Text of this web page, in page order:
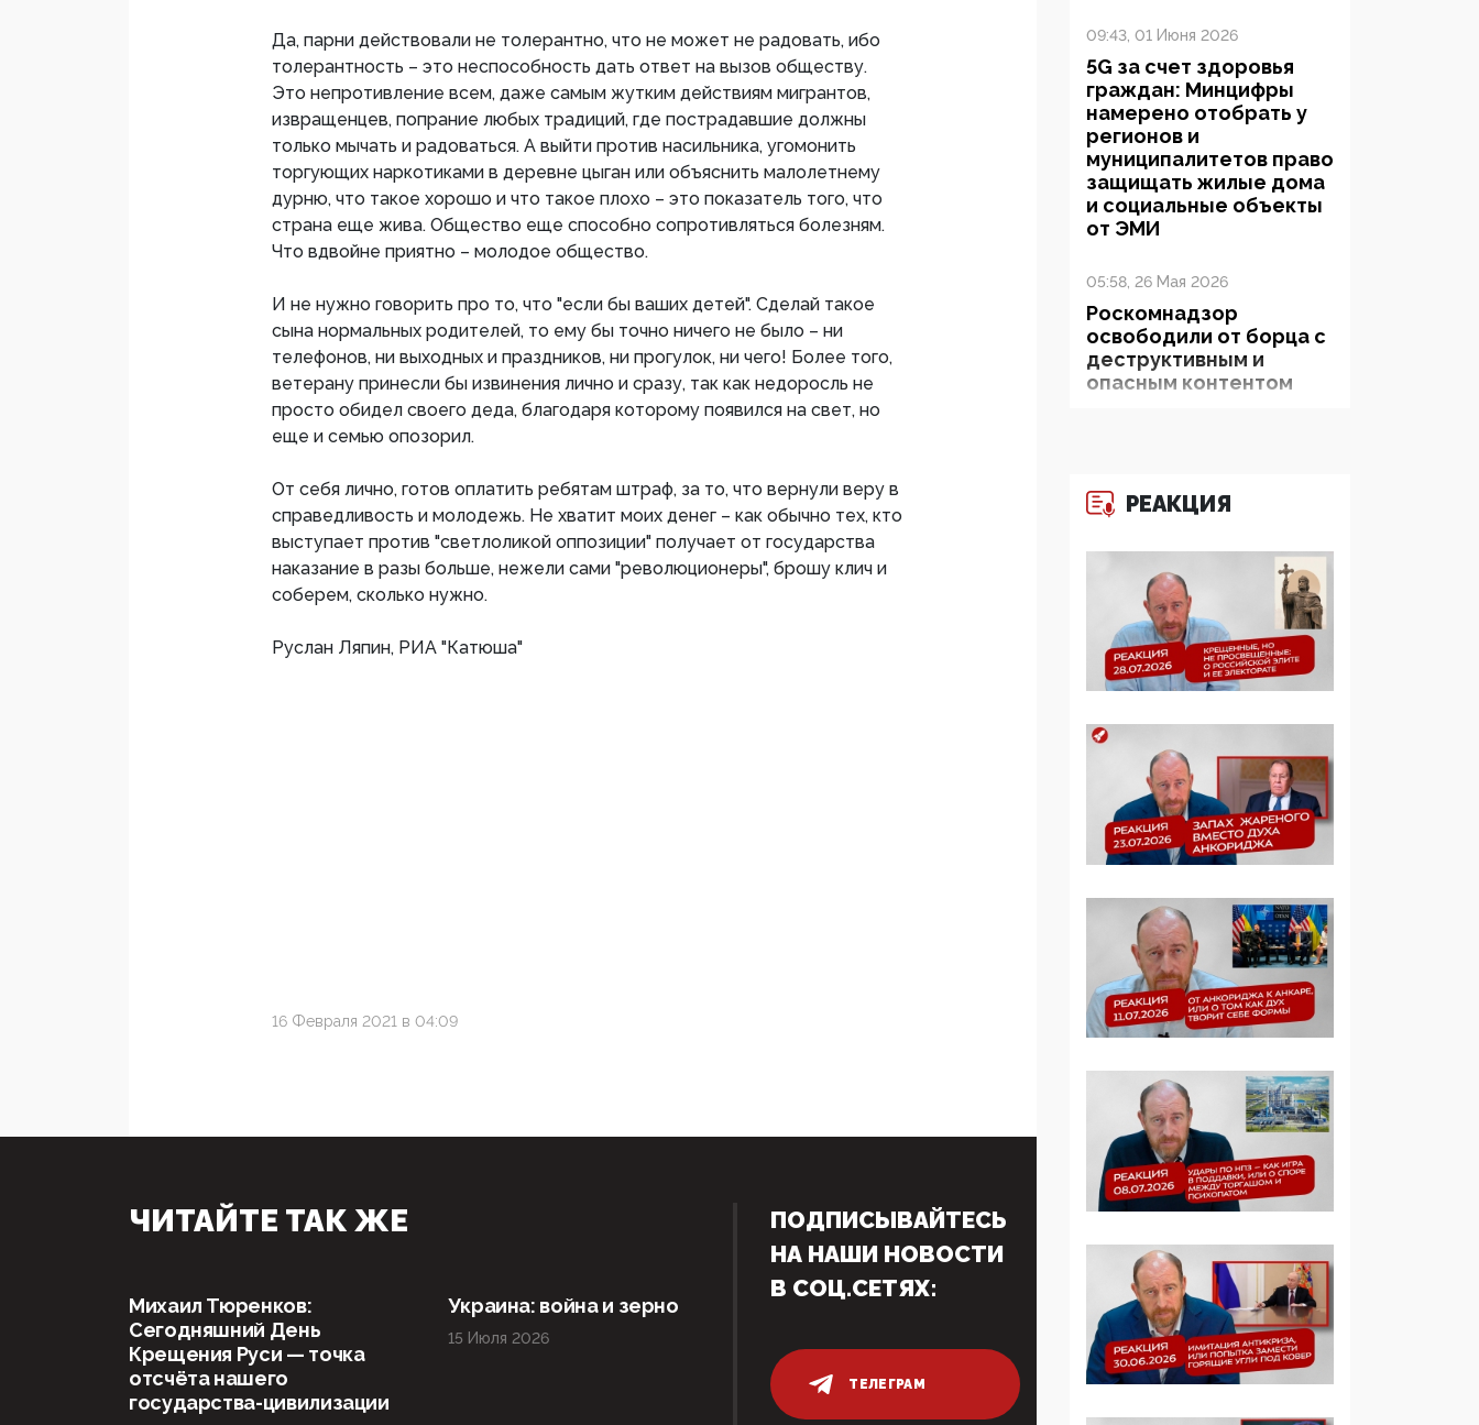
Да, парни действовали не толерантно, что не может не радовать, ибо
толерантность – это неспособность дать ответ на вызов обществу.
Это непротивление всем, даже самым жутким действиям мигрантов,
извращенцев, попрание любых традиций, где пострадавшие должны
только мычать и радоваться. А выйти против насильника, угомонить
торгующих наркотиками в деревне цыган или объяснить малолетнему
дурню, что такое хорошо и что такое плохо – это показатель того, что
страна еще жива. Общество еще способно сопротивляться болезням.
Что вдвойне приятно – молодое общество.
И не нужно говорить про то, что "если бы ваших детей". Сделай такое
сына нормальных родителей, то ему бы точно ничего не было – ни
телефонов, ни выходных и праздников, ни прогулок, ни чего! Более того,
ветерану принесли бы извинения лично и сразу, так как недоросль не
просто обидел своего деда, благодаря которому появился на свет, но
еще и семью опозорил.
От себя лично, готов оплатить ребятам штраф, за то, что вернули веру в
справедливость и молодежь. Не хватит моих денег – как обычно тех, кто
выступает против "светлоликой оппозиции" получает от государства
наказание в разы больше, нежели сами "революционеры", брошу клич и
соберем, сколько нужно.
Руслан Ляпин, РИА "Катюша"
16 Февраля 2021 в 04:09
09:43, 01 Июня 2026
5G за счет здоровья
граждан: Минцифры
намерено отобрать у
регионов и
муниципалитетов право
защищать жилые дома
и социальные объекты
от ЭМИ
05:58, 26 Мая 2026
Роскомнадзор
освободили от борца с
деструктивным и
опасным контентом
семьи и традиционных
ценностей: «Новые
электорат феминисток
на битву с
мужчинами-«бабуинам
05:08, 15 Мая 2026
инфоцыганство и
лженаука под ширмой
защиты традиционных
ценностей: кто и с чем
выступал на форуме
«Россия 809. Традиции
09:40, 06 Мая 2026
Симулякр патриотизма
и благолепия:
профилактика негатива
среди молодежи снова
«движперам»
03:35, 25 Апреля 2026
120 лет
парламентаризма: как
институт
превратился в «чего
изволите» для
Правительства и АП
06:29, 15 Апреля 2026
Социальный фонд
РЕАКЦИЯ
ЧИТАЙТЕ ТАК ЖЕ
Михаил Тюренков:
Сегодняшний День
Крещения Руси — точка
отсчёта нашего
государства-цивилизации
Украина: война и зерно
15 Июля 2026
ПОДПИСЫВАЙТЕСЬ
НА НАШИ НОВОСТИ
В СОЦ.СЕТЯХ:
ТЕЛЕГРАМ